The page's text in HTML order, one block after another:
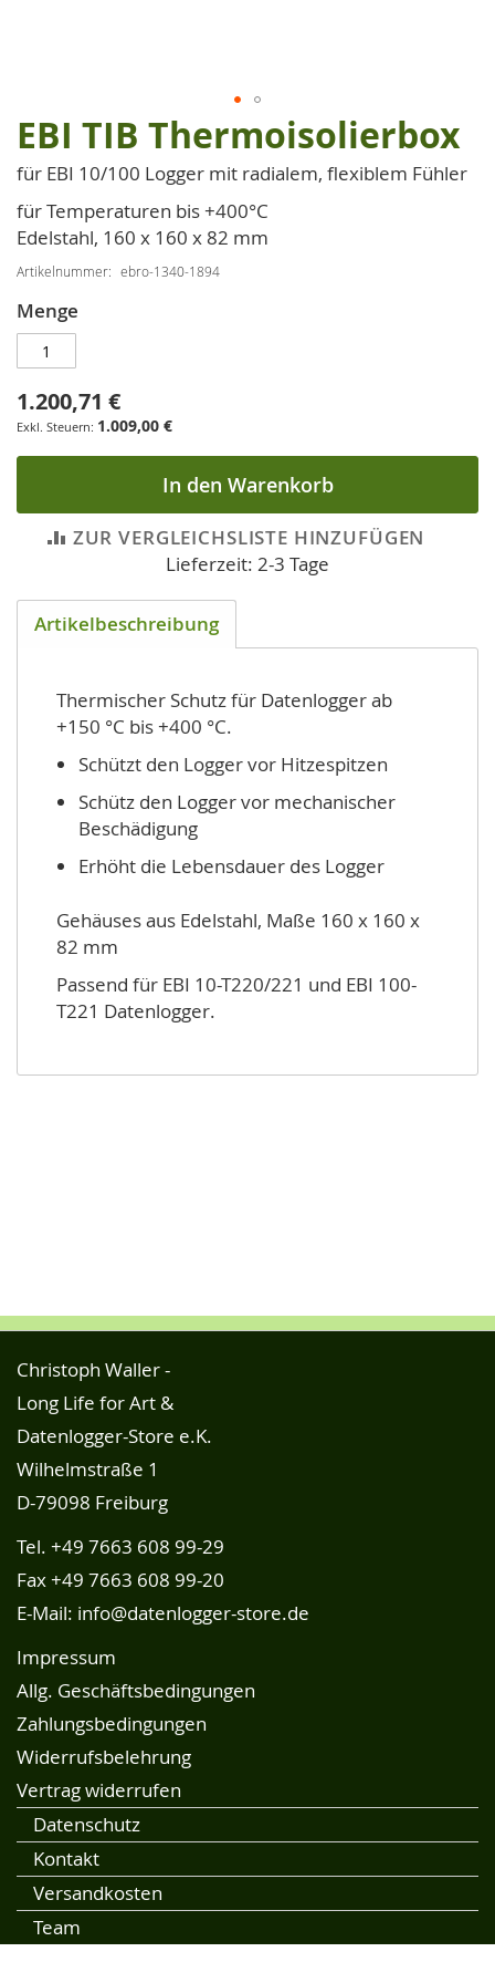
Zum
Anfang
der
Bildgalerie
springen
EBI TIB Thermoisolierbox
für EBI 10/100 Logger mit radialem, flexiblem Fühler
für Temperaturen bis +400°C
Edelstahl, 160 x 160 x 82 mm
Artikelnummer ebro-1340-1894
Menge
1.200,71 €
1.009,00 €
In den Warenkorb
ZUR VERGLEICHSLISTE HINZUFÜGEN
Lieferzeit: 2-3 Tage
Artikelbeschreibung
Thermischer Schutz für Datenlogger ab
+150 °C bis +400 °C.
Schützt den Logger vor Hitzespitzen
Schütz den Logger vor mechanischer
Beschädigung
Erhöht die Lebensdauer des Logger
Gehäuses aus Edelstahl, Maße 160 x 160 x
82 mm
Passend für EBI 10-T220/221 und EBI 100-
T221 Datenlogger.
Christoph Waller -
Long Life for Art &
Datenlogger-Store e.K.
Wilhelmstraße 1
D-79098 Freiburg
Tel. +49 7663 608 99-29
Fax +49 7663 608 99-20
E-Mail: info@datenlogger-store.de
Impressum
Allg. Geschäftsbedingungen
Zahlungsbedingungen
Widerrufsbelehrung
Vertrag widerrufen
Datenschutz
Kontakt
Versandkosten
Team